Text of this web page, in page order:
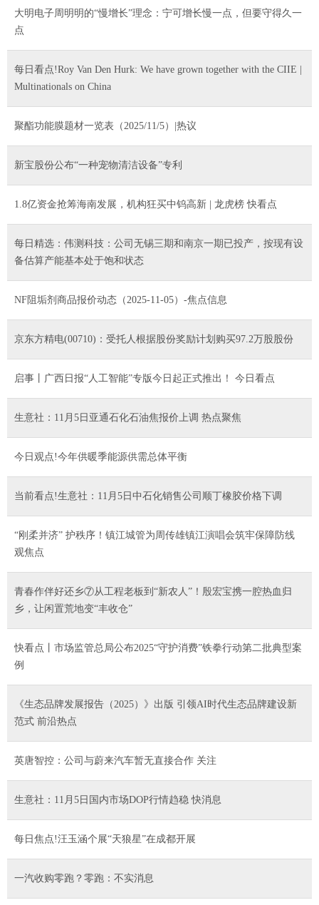
大明电子周明明的“慢增长”理念：宁可增长慢一点，但要守得久一
点
每日看点!Roy Van Den Hurk: We have grown together with the CIIE |
Multinationals on China
聚酯功能膜题材一览表（2025/11/5）|热议
新宝股份公布“一种宠物清洁设备”专利
1.8亿资金抢筹海南发展，机构狂买中钨高新 | 龙虎榜 快看点
每日精选：伟测科技：公司无锡三期和南京一期已投产，按现有设
备估算产能基本处于饱和状态
NF阻垢剂商品报价动态（2025-11-05）-焦点信息
京东方精电(00710)：受托人根据股份奖励计划购买97.2万股股份
启事丨广西日报“人工智能”专版今日起正式推出！ 今日看点
生意社：11月5日亚通石化石油焦报价上调 热点聚焦
今日观点!今年供暖季能源供需总体平衡
当前看点!生意社：11月5日中石化销售公司顺丁橡胶价格下调
“刚柔并济” 护秩序！镇江城管为周传雄镇江演唱会筑牢保障防线
观焦点
青春作伴好还乡⑦从工程老板到“新农人”！殷宏宝携一腔热血归
乡，让闲置荒地变“丰收仓”
快看点丨市场监管总局公布2025“守护消费”铁拳行动第二批典型案
例
《生态品牌发展报告（2025）》出版 引领AI时代生态品牌建设新
范式 前沿热点
英唐智控：公司与蔚来汽车暂无直接合作 关注
生意社：11月5日国内市场DOP行情趋稳 快消息
每日焦点!汪玉涵个展“天狼星”在成都开展
一汽收购零跑？零跑：不实消息